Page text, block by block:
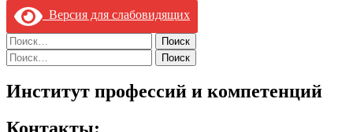
Версия для слабовидящих
Найти:
Найти:
Институт профессий и компетенций